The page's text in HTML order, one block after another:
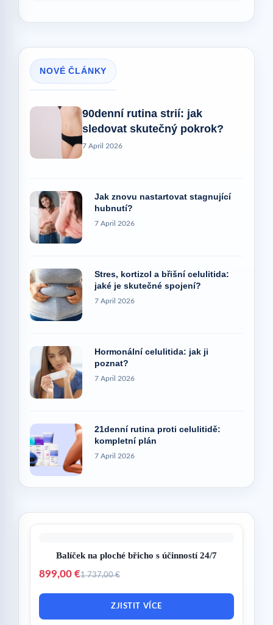
NOVÉ ČLÁNKY
90denní rutina strií: jak
sledovat skutečný pokrok?
7 April 2026
Jak znovu nastartovat stagnující
hubnutí?
7 April 2026
Stres, kortizol a břišní celulitida:
jaké je skutečné spojení?
7 April 2026
Hormonální celulitida: jak ji
poznat?
7 April 2026
21denní rutina proti celulitidě:
kompletní plán
7 April 2026
Balíček na ploché břicho s účinností 24/7
899,00 €1 737,00 €
ZJISTIT VÍCE